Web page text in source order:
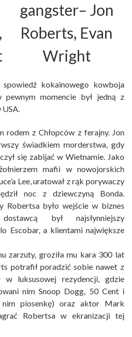
gangster– Jon
Roberts, Evan
Wright
kokainowego kowboja
pewnym momencie był jedną z
rodem z Chłopców z ferajny. Jon
świadkiem morderstwa, gdy
się zabijać w Wietnamie. Jako
mafii w nowojorskich
Lee, uratował z rąk porywaczy
noc z dziewczyną Bonda.
Robertsa było wejście w biznes
był najsłynniejszy
Escobar, a klientami największe
zarzuty, groziła mu kara 300 lat
potrafił poradzić sobie nawet z
w luksusowej rezydencji, gdzie
nim Snoop Dogg, 50 Cent i
piosenkę) oraz aktor Mark
Robertsa w ekranizacji tej